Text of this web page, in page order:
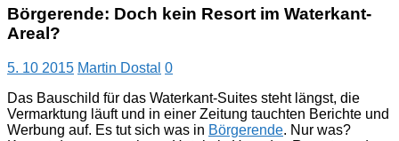
Börgerende: Doch kein Resort im Waterkant-
Areal?
5. 10 2015 Martin Dostal 0
Das Bauschild für das Waterkant-Suites steht längst, die
Vermarktung läuft und in einer Zeitung tauchten Berichte und
Werbung auf. Es tut sich was in Börgerende. Nur was?